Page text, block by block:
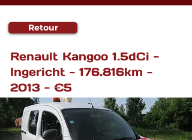
Retour
Renault Kangoo 1.5dCi -
Ingericht - 176.816km -
2013 - €5